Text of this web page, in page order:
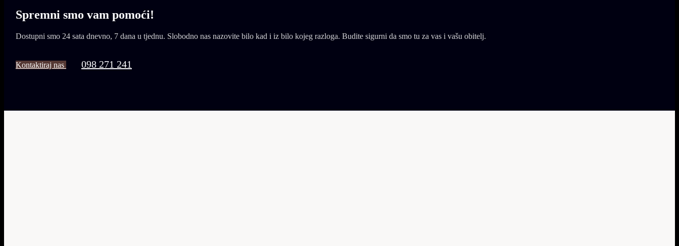
Spremni smo vam pomoći!
Dostupni smo 24 sata dnevno, 7 dana u tjednu. Slobodno nas nazovite bilo kad i iz bilo kojeg razloga. Budite sigurni da smo tu za vas i vašu obitelj.
Kontaktiraj nas 098 271 241